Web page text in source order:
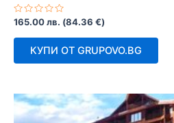
Оценено
0
165.00лв. (84.36 €)
КУПИ ОТ GRUPOVO.BG